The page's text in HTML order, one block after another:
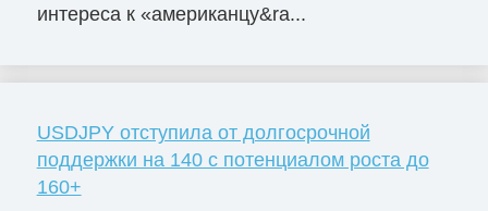
интереса к «американцу&ra...
USDJPY отступила от долгосрочной
поддержки на 140 с потенциалом роста до
160+